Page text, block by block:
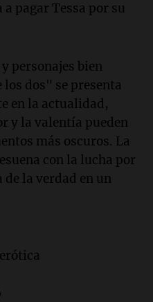
pagar Tessa por su
personajes bien
dos" se presenta
en la actualidad,
y la valentía pueden
más oscuros. La
con la lucha por
la verdad en un